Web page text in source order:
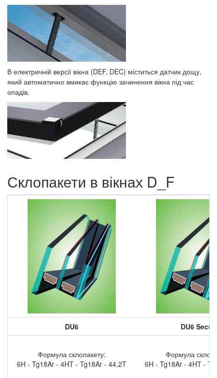
В електричній версії вікна (DEF, DEC) міститься датчик дощу,
який автоматично вмикає функцію зачинення вікна під час
опадів.
Склопакети в вікнах D_F
DU6 DU6
Формула склопакету:
6H - Tg18Ar - 4HT - Tg18Ar - 44.2T
Формула
6H - Tg18Ar - 4HT -